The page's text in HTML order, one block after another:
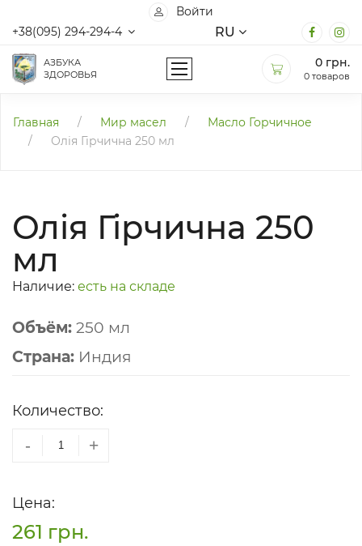
Войти
+38(095) 294-294-4
RU
АЗБУКА
ЗДОРОВЬЯ
0 грн.
0 товаров
Главная / Мир масел /
Масло Горчичное
/
Олія Гірчична 250 мл
Олія Гірчична 250
мл
Наличие: есть на складе
Объём: 250 мл
Страна: Индия
Количество:
- +
Цена:
261 грн.